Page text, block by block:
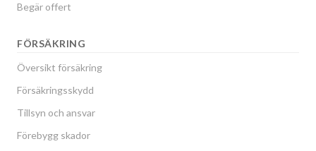
Begär offert
FÖRSÄKRING
Översikt försäkring
Försäkringsskydd
Tillsyn och ansvar
Förebygg skador